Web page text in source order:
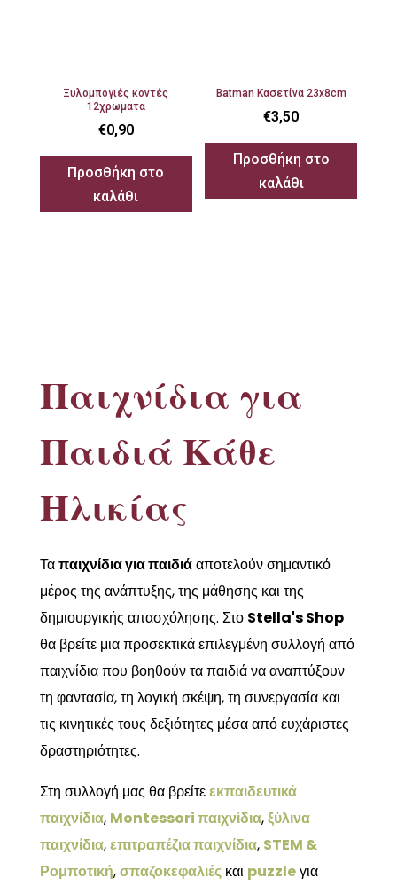
Ξυλομπογιές κοντές
12χρωματα
€0,90
Προσθήκη στο
καλάθι
Batman Κασετίνα 23x8cm
€3,50
Προσθήκη στο
καλάθι
Παιχνίδια για
Παιδιά Κάθε
Ηλικίας
Ταπαιχνίδια για παιδιάαποτελούν σημαντικό
μέρος της ανάπτυξης, της μάθησης και της
δημιουργικής απασχόλησης. Στο Stella's Shop
θα βρείτε μια προσεκτικά επιλεγμένη συλλογή από
παιχνίδια που βοηθούν τα παιδιά να αναπτύξουν
τη φαντασία, τη λογική σκέψη, τη συνεργασία και
τις κινητικές τους δεξιότητες μέσα από ευχάριστες
δραστηριότητες.
Στη συλλογή μας θα βρείτεεκπαιδευτικά
παιχνίδια, Montessori παιχνίδια,ξύλινα
παιχνίδια,επιτραπέζια παιχνίδια, STEM &
Ρομποτική,σπαζοκεφαλιέςκαι puzzleγια